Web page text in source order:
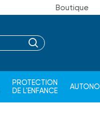
Boutique
PROTECTION
DE L'ENFANCE